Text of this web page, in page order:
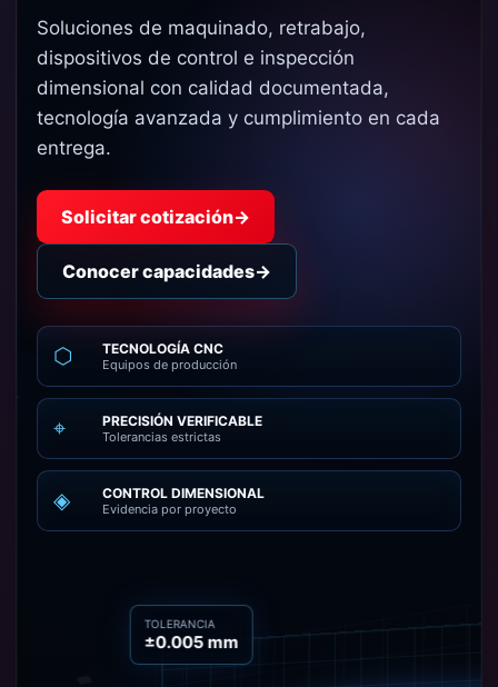
Soluciones de maquinado, retrabajo,
dispositivos de control e inspección
dimensional con calidad documentada,
tecnología avanzada y cumplimiento en cada
entrega.
Solicitar cotización→
Conocer capacidades→
⬡ TECNOLOGÍA CNC
Equipos de producción
⌖ PRECISIÓN VERIFICABLE
Tolerancias estrictas
◈ CONTROL DIMENSIONAL
Evidencia por proyecto
TOLERANCIA
±0.005 mm